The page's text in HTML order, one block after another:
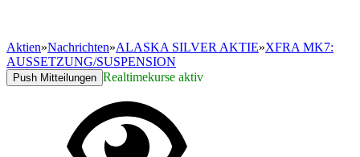
Aktien»Nachrichten»ALASKA SILVER AKTIE»XFRA MK7:
AUSSETZUNG/SUSPENSION
Push Mitteilungen Realtimekurse aktiv